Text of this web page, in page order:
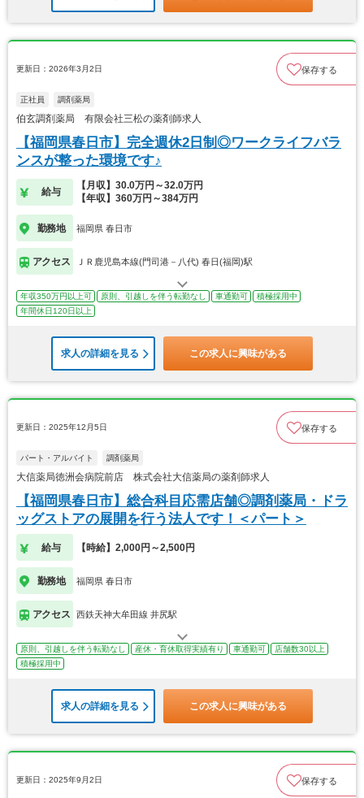
更新日：2026年3月2日 保存する
正社員 調剤薬局
伯玄調剤薬局 有限会社三松の薬剤師求人
【福岡県春日市】完全週休2日制◎ワークライフバラ
ンスが整った環境です♪
給与
【月収】30.0万円～32.0万円
【年収】360万円～384万円
勤務地 福岡県 春日市
アクセス ＪＲ鹿児島本線(門司港－八代) 春日(福岡)駅
年収350万円以上可 原則、引越しを伴う転勤なし 車通勤可
積極採用中
年間休日120日以上
求人の詳細を見る この求人に興味がある
更新日：2025年12月5日 保存する
パート・アルバイト 調剤薬局
大信薬局徳洲会病院前店 株式会社大信薬局の薬剤師求人
【福岡県春日市】総合科目応需店舗◎調剤薬局・ドラ
ッグストアの展開を行う法人です！＜パート＞
給与 【時給】2,000円～2,500円
勤務地 福岡県 春日市
アクセス 西鉄天神大牟田線 井尻駅
原則、引越しを伴う転勤なし 産休・育休取得実績有り 車通勤可
店舗数30以上
積極採用中
求人の詳細を見る この求人に興味がある
更新日：2025年9月2日 保存する